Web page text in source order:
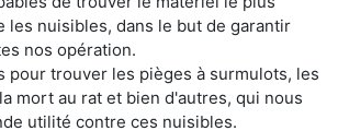
les nuisibles, dans le but de garantir
nos opération.
pour trouver les pièges à surmulots, les
mort au rat et bien d'autres, qui nous
utilité contre ces nuisibles.